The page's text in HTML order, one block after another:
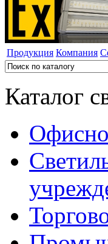
Продукция Компания
Каталог